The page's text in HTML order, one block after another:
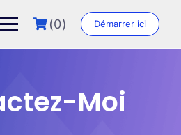
(0) Démarrer ici
Moi